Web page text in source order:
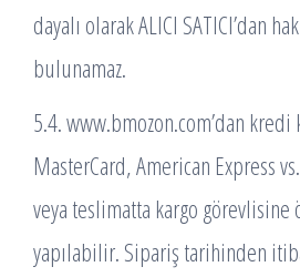
dayalı olarak ALICI SATICI’dan
bulunamaz.
5.4. www.bmozon.com’dan kredi
MasterCard, American Express
veya teslimatta kargo görevlisine
yapılabilir. Sipariş tarihinden